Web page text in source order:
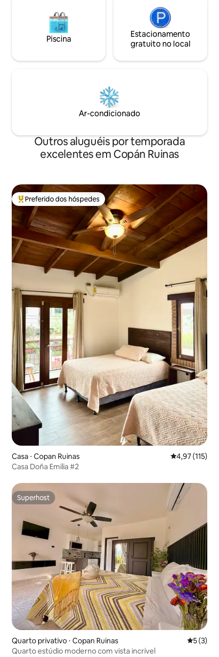
Piscina
Estacionamento
gratuito no local
Ar-condicionado
Outros aluguéis por temporada
excelentes em Copán Ruinas
Entre os melhores preferidos dos hóspedes
Preferido dos hóspedes
Casa ⋅ Copan Ruinas 4,97 de uma
4,97 (115)
Casa Doña Emilia #2
Superhost
Superhost
Quarto privativo ⋅ Copan Ruinas 5 de
5 (3)
Quarto estúdio moderno com vista incrível